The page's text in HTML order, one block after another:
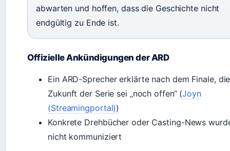
abwarten und hoffen, dass die Geschichte nicht
endgültig zu Ende ist.
Offizielle Ankündigungen der ARD
Ein ARD-Sprecher erklärte nach dem Finale, die
Zukunft der Serie sei „noch offen“ (Joyn
(Streamingportal))
Konkrete Drehbücher oder Casting-News
nicht kommuniziert